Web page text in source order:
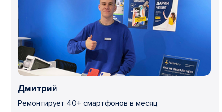
Дмитрий
Ремонтирует 40+ смартфонов в месяц